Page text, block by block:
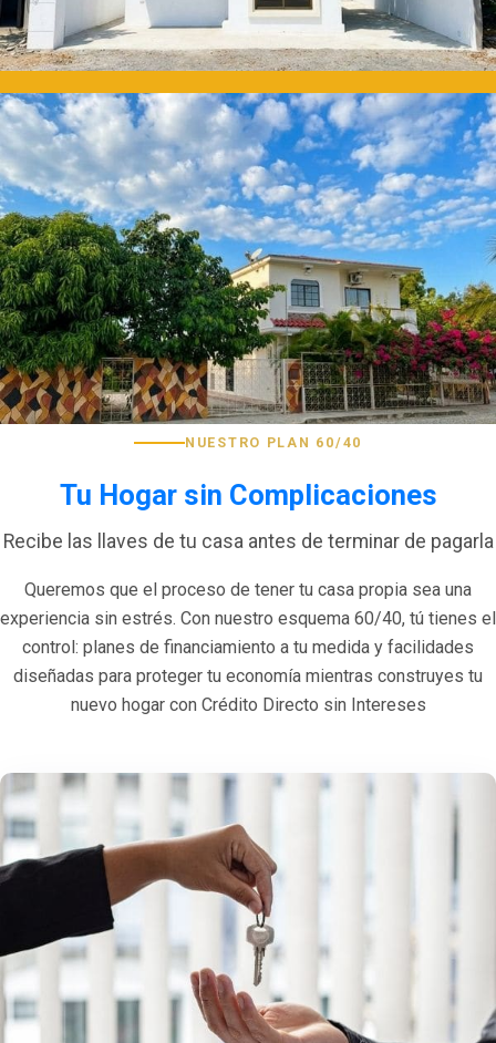
NUESTRO PLAN 60/40
Tu Hogar sin Complicaciones
Recibe las llaves de tu casa antes de terminar de pagarla
Queremos que el proceso de tener tu casa propia sea una
experiencia sin estrés. Con nuestro esquema 60/40, tú tienes el
control: planes de financiamiento a tu medida y facilidades
diseñadas para proteger tu economía mientras construyes tu
nuevo hogar con Crédito Directo sin Intereses